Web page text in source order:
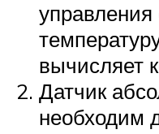
вычисляет
Датчик
необходим